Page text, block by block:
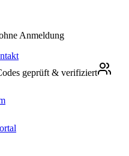
Anmeldung
geprüft & verifiziert